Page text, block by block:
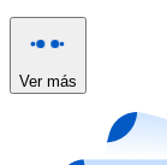
Comprar con
Compra
Ver más